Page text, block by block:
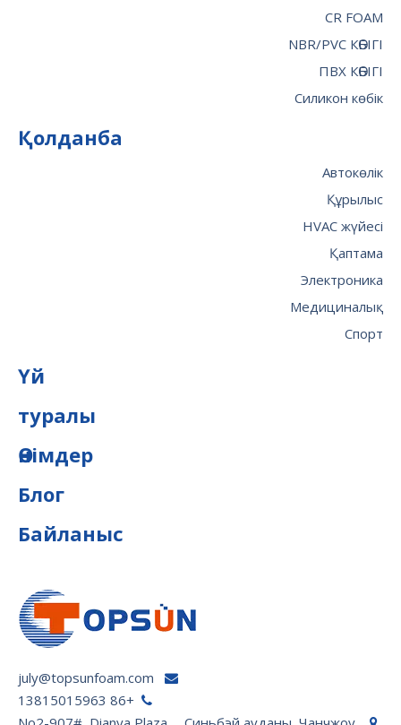
CR FOAM
NBR/PVC КӨБІГІ
ПВХ КӨБІГІ
Силикон көбік
Қолданба
Автокөлік
Құрылыс
HVAC жүйесі
Қаптама
Электроника
Медициналық
Спорт
Үй
туралы
Өнімдер
Блог
Байланыс

july@topsunfoam.com

+86 13815015963
